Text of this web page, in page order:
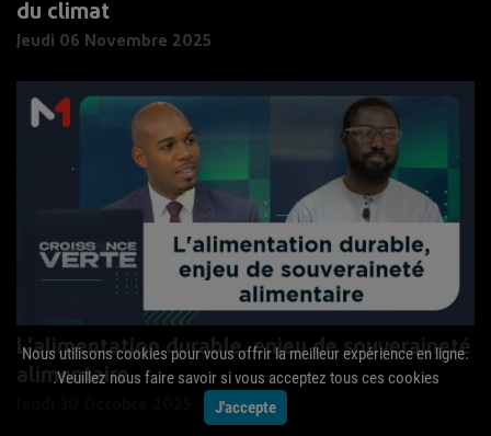
du climat
Jeudi 06 Novembre 2025
L'alimentation durable, enjeu de souveraineté
alimentaire
Nous utilisons cookies pour vous offrir la meilleur expérience en ligne.
Veuillez nous faire savoir si vous acceptez tous ces cookies.
J'accepte